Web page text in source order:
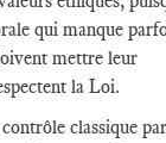
qui manque
mettre leur
la Loi.
classique